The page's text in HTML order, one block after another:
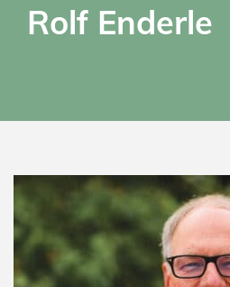
Rolf Enderle